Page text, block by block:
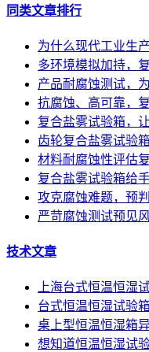
同类文章排行
为什么现代工业生
多环境模拟加持，
产品耐腐蚀测试，
抗腐蚀、高可靠，
复合盐雾试验箱，
齿轮复合盐雾试验
材料耐腐蚀性评估
复合盐雾试验箱给
攻克腐蚀难题，预
严苛腐蚀测试预见
技术文章
上海台式恒温恒湿
台式恒温恒湿试验
桌上型恒温恒湿箱
想知道恒温恒湿试